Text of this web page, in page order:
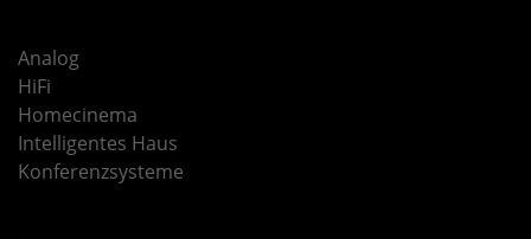
Analog
HiFi
Homecinema
Intelligentes Haus
Konferenzsysteme